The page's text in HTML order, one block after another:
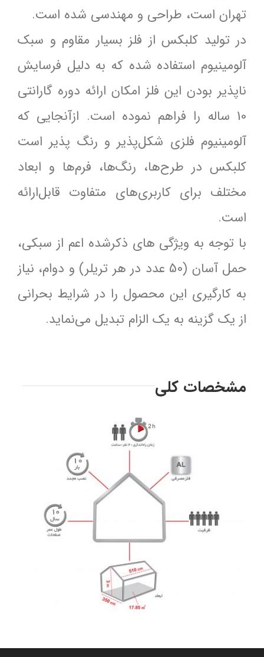
تهران است، طراحی و مهندسی شده است.
در تولید کلبکس از فلز بسیار مقاوم و سبک
آلومینیوم استفاده شده که به دلیل فرسایش
ناپذیر بودن این فلز امکان ارائه دوره گارانتی
10 ساله را فراهم نموده است. ازآنجایی ‌که
آلومینیوم فلزی شکل‌پذیر و رنگ‌ پذیر است
کلبکس در طرح‌ها، رنگ‌ها، فرم‌ها و ابعاد
مختلف برای کاربری‌های متفاوت قابل‌ارائه
است.
با توجه به ویژگی‌ های ذکرشده اعم از سبکی،
حمل آسان (50 عدد در هر تریلر) و دوام، نیاز
به ‌کارگیری این محصول را در شرایط بحرانی
از یک گزینه به یک الزام تبدیل می‌نماید.
مشخصات کلی